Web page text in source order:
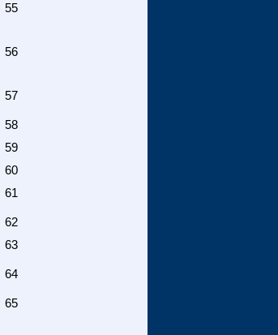
55
56
57
58
59
60
61
62
63
64
65